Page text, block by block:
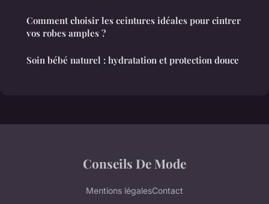
Comment choisir les ceintures idéales pour cintrer
vos robes amples ?
Soin bébé naturel : hydratation et protection douce
Conseils De Mode
Mentions légalesContact